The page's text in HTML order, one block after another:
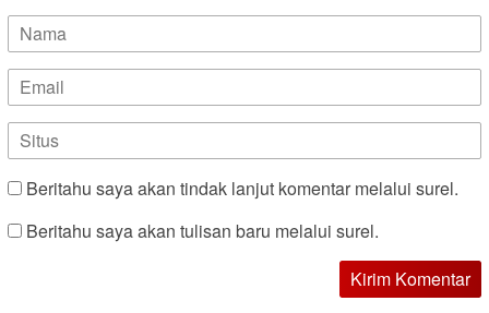
Beritahu saya akan tindak lanjut komentar melalui surel.
Beritahu saya akan tulisan baru melalui surel.